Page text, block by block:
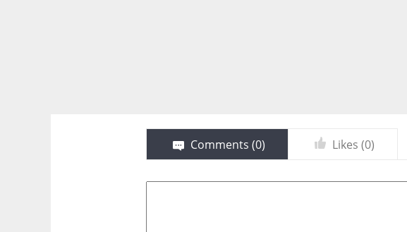
Comments (0) Likes (0)